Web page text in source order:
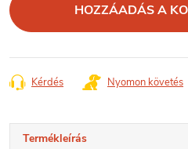
HOZZÁADÁS A
Kérdés Nyomon követés
Termékleírás